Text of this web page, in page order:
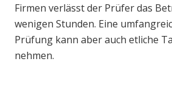
Firmen verlässt der Prüfer das
wenigen Stunden. Eine
Prüfung kann aber auch etliche
nehmen.